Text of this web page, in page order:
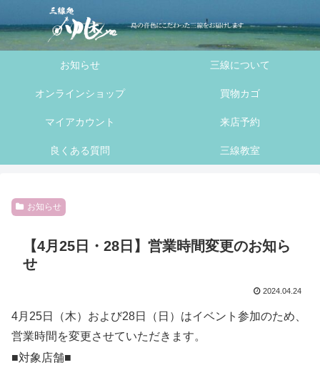
ス
キ
お知らせ 三線について
オンラインショップ 買物カゴ
マイアカウント 来店予約
良くある質問 三線教室
お知らせ
【4月25日・28日】営業時間変更のお知ら
せ
2024.04.24
4月25日（木）および28日（日）はイベント参加のため、
営業時間を変更させていただきます。
■対象店舗■